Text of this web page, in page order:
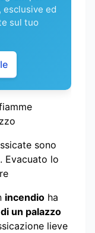
ed
sul tuo
sono
Evacuato lo
incendio ha
un palazzo
lieve